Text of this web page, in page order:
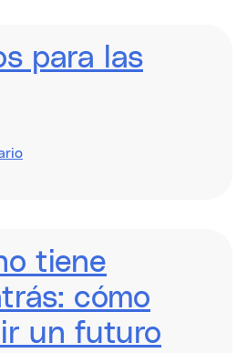
para las
sobre
tiene
cómo
un futuro